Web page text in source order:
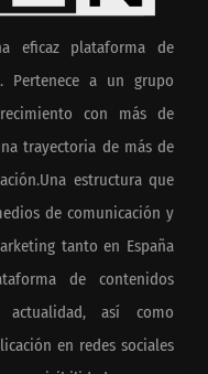
eficaz plataforma de
a un grupo
con más de
trayectoria de más de
estructura que
de comunicación y
tanto en España
de contenidos
así como
en redes sociales